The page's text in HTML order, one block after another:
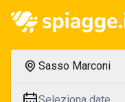
Sasso Marconi